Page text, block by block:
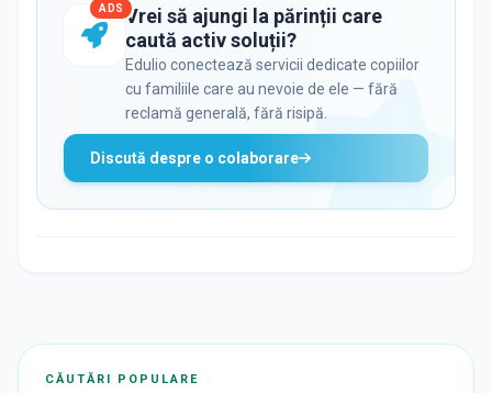
ADS Vrei să ajungi la părinții care
caută activ soluții?
Edulio conectează servicii dedicate copiilor
cu familiile care au nevoie de ele — fără
reclamă generală, fără risipă.
Discută despre o colaborare
CĂUTĂRI POPULARE